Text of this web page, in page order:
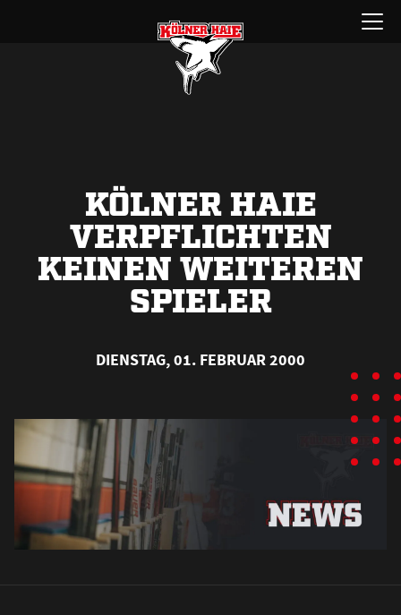
Menü
öffnen
KÖLNER HAIE
VERPFLICHTEN
KEINEN WEITEREN
SPIELER
DIENSTAG, 01. FEBRUAR 2000